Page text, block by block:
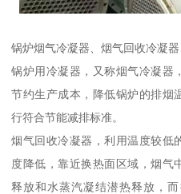
锅炉烟气冷凝器、烟气回收冷凝
锅炉用冷凝器，又称烟气冷凝器
节约生产成本，降低锅炉的排烟
行符合节能减排标准。
烟气回收冷凝器，利用温度较低
度降低，靠近换热面区域，烟气
释放和水蒸汽凝结潜热释放，